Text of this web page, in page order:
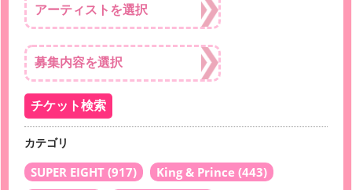
カテゴリ
SUPER EIGHT (917) King & Prince (443)